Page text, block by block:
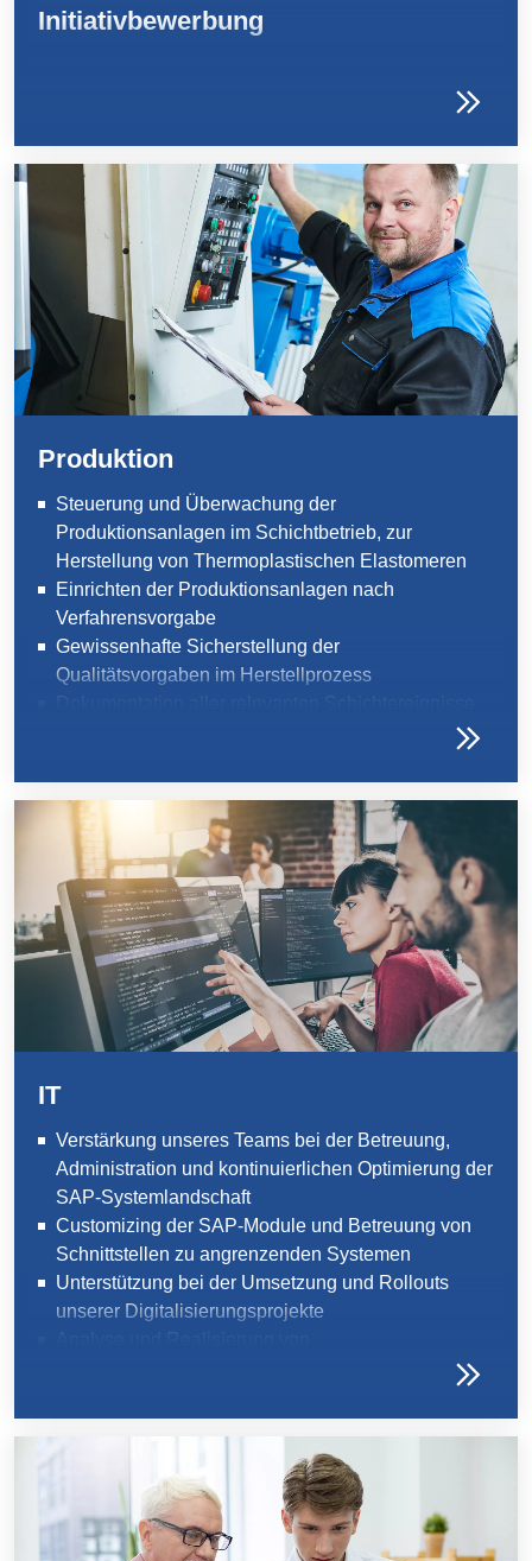
Initiativbewerbung
Produktion
Steuerung und Überwachung der
Produktionsanlagen im Schichtbetrieb, zur
Herstellung von Thermoplastischen Elastomeren
Einrichten der Produktionsanlagen nach
Verfahrensvorgabe
Gewissenhafte Sicherstellung der
Qualitätsvorgaben im Herstellprozess
Instandhaltungsarbeiten
Einhaltung aller relevanten
Arbeitsschutzmaßnahmen und Prozessstandards
IT
Verstärkung unseres Teams bei der Betreuung,
Administration und kontinuierlichen Optimierung der
SAP-Systemlandschaft
Customizing der SAP-Module und Betreuung von
Schnittstellen zu angrenzenden Systemen
Unterstützung bei der Umsetzung und Rollouts
unserer Digitalisierungsprojekte
Standorte bei SAP-Prozessen und Customizing